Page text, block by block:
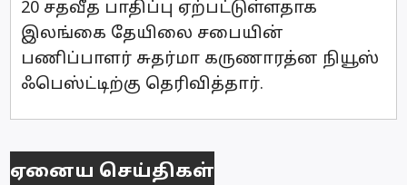
20 சதவீத பாதிப்பு ஏற்பட்டுள்ளதாக
இலங்கை தேயிலை சபையின்
பணிப்பாளர் சுதர்மா கருணாரத்ன நியூஸ்
ஃபெஸ்ட்டிற்கு தெரிவித்தார்.
ஏனைய செய்திகள்